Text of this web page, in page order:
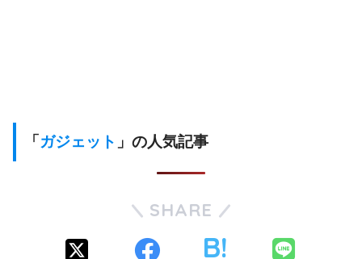
「ガジェット 」の人気記事
SHARE